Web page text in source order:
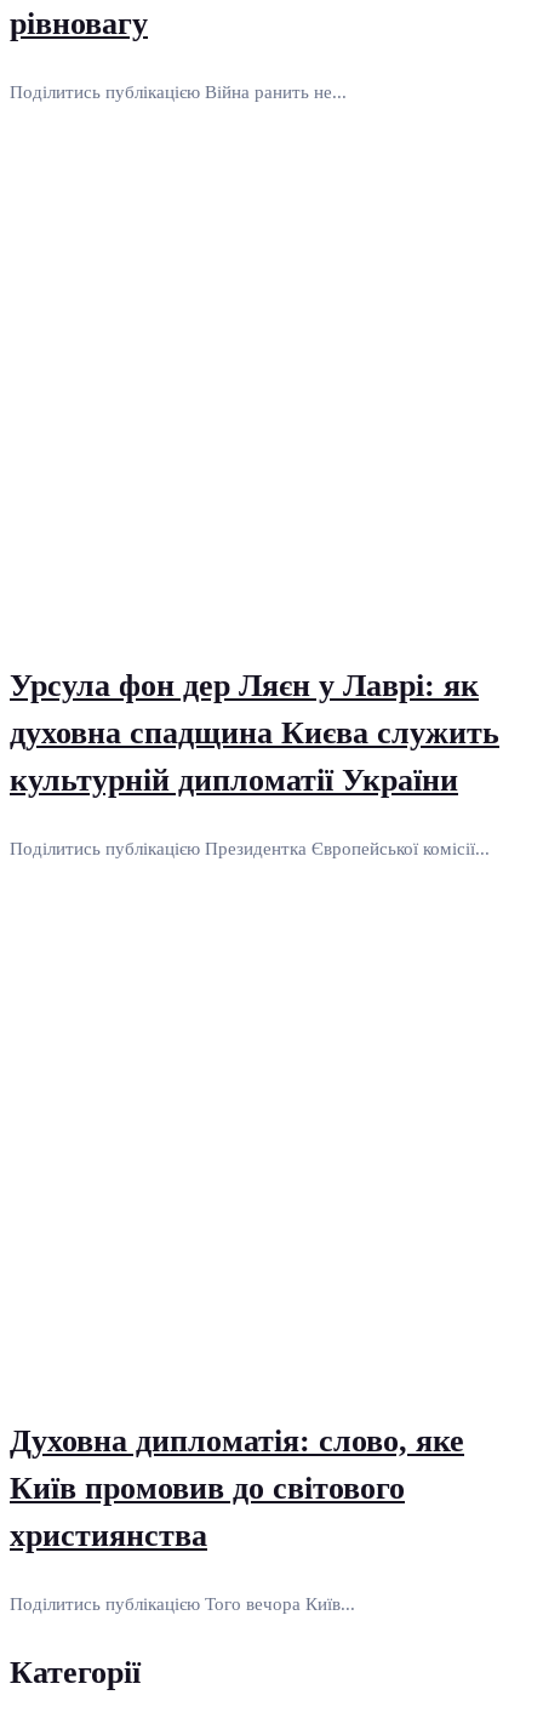
рівновагу
Поділитись публікацією Війна ранить не...
Урсула фон дер Ляєн у Лаврі: як
духовна спадщина Києва служить
культурній дипломатії України
Поділитись публікацією Президентка Європейської комісії...
Духовна дипломатія: слово, яке
Київ промовив до світового
християнства
Поділитись публікацією Того вечора Київ...
Категорії